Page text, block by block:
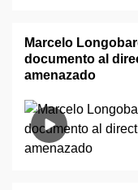
Marcelo
documento al
amenazado